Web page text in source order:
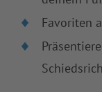
Favoriten